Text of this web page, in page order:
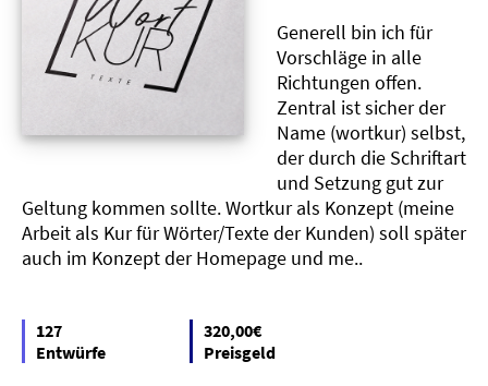
Generell bin ich für
Vorschläge in alle
Richtungen offen.
Zentral ist sicher der
Name (wortkur) selbst,
der durch die Schriftart
und Setzung gut zur
Geltung kommen sollte. Wortkur als Konzept (meine
Arbeit als Kur für Wörter/Texte der Kunden) soll später
auch im Konzept der Homepage und me..
127
Entwürfe
320,00€
Preisgeld